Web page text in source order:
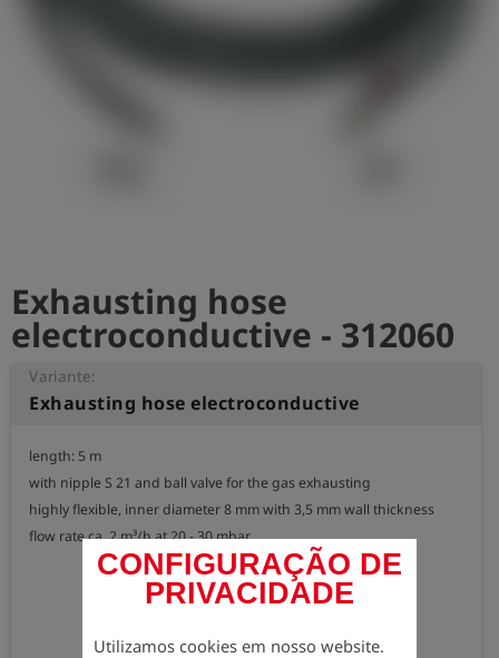
CONFIGURAÇÃO DE
PRIVACIDADE
Utilizamos cookies em nosso website.
Exhausting hose
electroconductive - 312060
Variante:
Exhausting hose electroconductive
length: 5 m
with nipple S 21 and ball valve for the gas exhausting
highly flexible, inner diameter 8 mm with 3,5 mm wall thickness
flow rate ca. 2 m³/h at 20 - 30 mbar